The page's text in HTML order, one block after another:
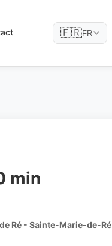
🇫🇷FR
min
Ré - Sainte-Marie-de-Ré